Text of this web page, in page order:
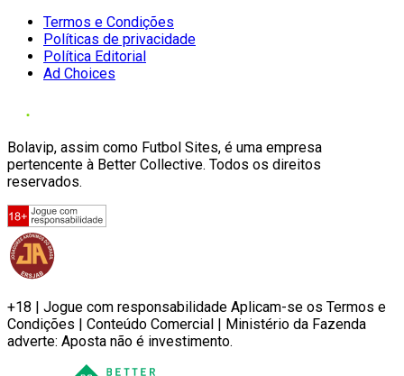
Termos e Condições
Políticas de privacidade
Política Editorial
Ad Choices
Bolavip, assim como Futbol Sites, é uma empresa
pertencente à Better Collective. Todos os direitos
reservados.
+18 | Jogue com responsabilidade Aplicam-se os Termos e
Condições | Conteúdo Comercial | Ministério da Fazenda
adverte: Aposta não é investimento.